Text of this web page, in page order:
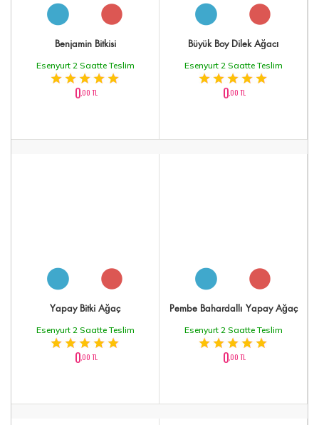
Benjamin Bitkisi
Esenyurt 2 Saatte Teslim
0,00 TL
Büyük Boy Dilek Ağacı
Esenyurt 2 Saatte Teslim
0,00 TL
Yapay Bitki Ağaç
Esenyurt 2 Saatte Teslim
0,00 TL
Pembe Bahardallı Yapay Ağaç
Esenyurt 2 Saatte Teslim
0,00 TL